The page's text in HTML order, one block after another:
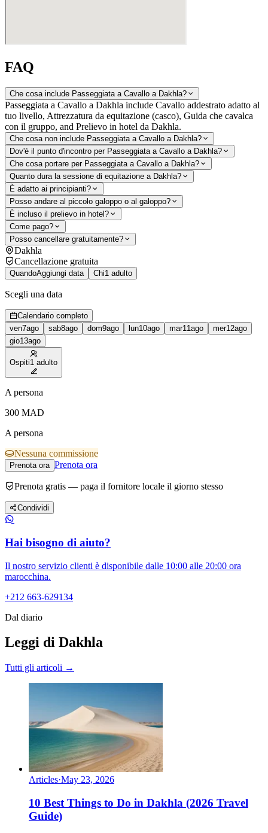
FAQ
Che cosa include Passeggiata a Cavallo a Dakhla?
Passeggiata a Cavallo a Dakhla include Cavallo addestrato adatto al
tuo livello, Attrezzatura da equitazione (casco), Guida che cavalca
con il gruppo, and Prelievo in hotel da Dakhla.
Che cosa non include Passeggiata a Cavallo a Dakhla?
Dov'è il punto d'incontro per Passeggiata a Cavallo a Dakhla?
Che cosa portare per Passeggiata a Cavallo a Dakhla?
Quanto dura la sessione di equitazione a Dakhla?
È adatto ai principianti?
Posso andare al piccolo galoppo o al galoppo?
È incluso il prelievo in hotel?
Come pago?
Posso cancellare gratuitamente?
Dakhla
Cancellazione gratuita
QuandoAggiungi data Chi1 adulto
Scegli una data
Calendario completo
ven7ago sab8ago dom9ago lun10ago mar11ago mer12ago
gio13ago
Ospiti1 adulto
A persona
300 MAD
A persona
Nessuna commissione
Prenota ora Prenota ora
Prenota gratis — paga il fornitore locale il giorno stesso
Condividi
Hai bisogno di aiuto?
Il nostro servizio clienti è disponibile dalle 10:00 alle 20:00 ora
marocchina.
+212 663-629134
Dal diario
Leggi di Dakhla
Tutti gli articoli →
Articles·May 23, 2026
10 Best Things to Do in Dakhla (2026 Travel
Guide)